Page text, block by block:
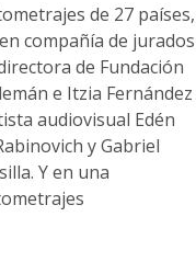
de 27 países,
compañía de jurados
de Fundación
e Itzia Fernández
audiovisual Edén
y Gabriel
Y en una